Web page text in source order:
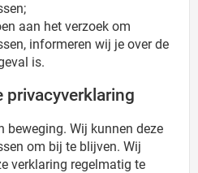
aan het verzoek om
informeren wij je over de
is.
privacyverklaring
beweging. Wij kunnen deze
om bij te blijven. Wij
verklaring regelmatig te